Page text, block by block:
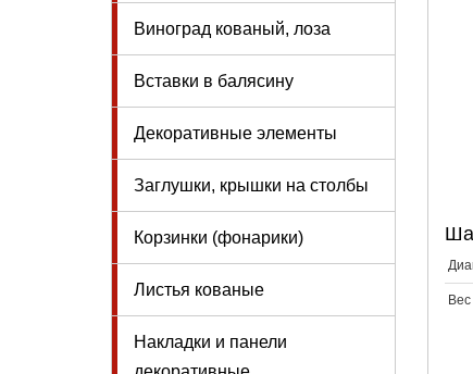
Виноград кованый, лоза
Вставки в балясину
Декоративные элементы
Заглушки, крышки на столбы
Корзинки (фонарики)
Листья кованые
Накладки и панели